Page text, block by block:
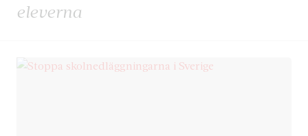
eleverna